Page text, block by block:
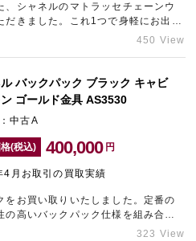
シャネルのマトラッセチェーンウ
だきました。これ1つで身軽にお出か
産価値を兼ね備えた大人気のアイテ
繋がりますので、お手持ちのブラ
気軽にギャラリーレアへお問い合
急新宿店は新宿エリアのブランド
ます。
450 View
バックパック ブラック キャビ
ゴールド金具 AS3530
中古A
(税込) 400,000 円
月お取引の買取実績
をお買い取りいたしました。定番の
高いバックパック仕様を組み合わ
ールド金具は圧倒的な支持を集めて
323 View